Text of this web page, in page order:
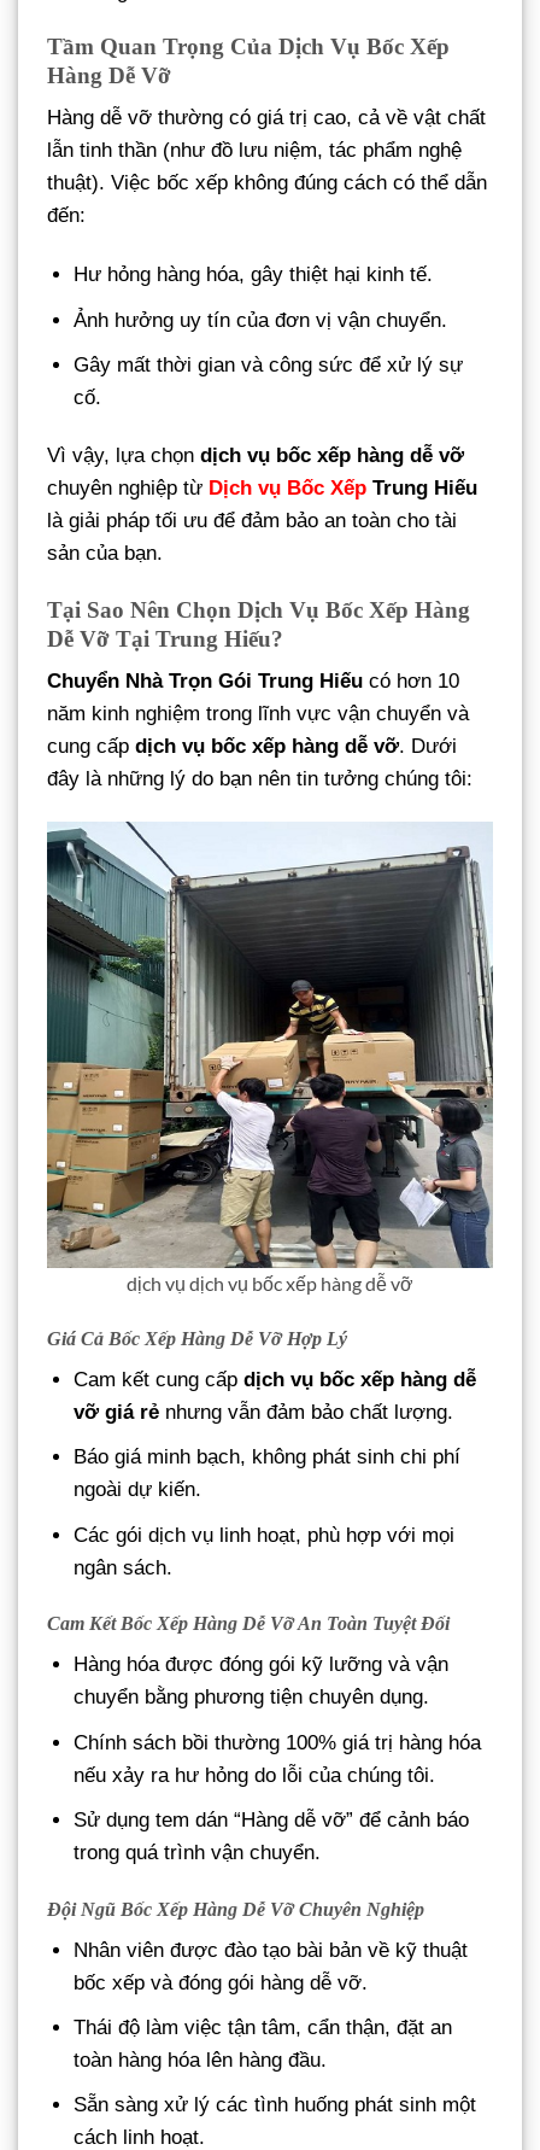
Tầm Quan Trọng Của Dịch Vụ Bốc Xếp
Hàng Dễ Vỡ
Hàng dễ vỡ thường có giá trị cao, cả về vật chất
lẫn tinh thần (như đồ lưu niệm, tác phẩm nghệ
thuật). Việc bốc xếp không đúng cách có thể dẫn
đến:
Hư hỏng hàng hóa, gây thiệt hại kinh tế.
Ảnh hưởng uy tín của đơn vị vận chuyển.
Gây mất thời gian và công sức để xử lý sự
cố.
Vì vậy, lựa chọn dịch vụ bốc xếp hàng dễ vỡ
chuyên nghiệp từ Dịch vụ Bốc Xếp Trung Hiếu
là giải pháp tối ưu để đảm bảo an toàn cho tài
sản của bạn.
Tại Sao Nên Chọn Dịch Vụ Bốc Xếp Hàng
Dễ Vỡ Tại Trung Hiếu?
Chuyển Nhà Trọn Gói Trung Hiếu có hơn 10
năm kinh nghiệm trong lĩnh vực vận chuyển và
cung cấp dịch vụ bốc xếp hàng dễ vỡ. Dưới
đây là những lý do bạn nên tin tưởng chúng tôi:
dịch vụ dịch vụ bốc xếp hàng dễ vỡ
Giá Cả Bốc Xếp Hàng Dễ Vỡ Hợp Lý
Cam kết cung cấpdịch vụ bốc xếp hàng dễ
vỡ giá rẻ nhưng vẫn đảm bảo chất lượng.
Báo giá minh bạch, không phát sinh chi phí
ngoài dự kiến.
Các gói dịch vụ linh hoạt, phù hợp với mọi
ngân sách.
Cam Kết Bốc Xếp Hàng Dễ Vỡ An Toàn Tuyệt Đối
Hàng hóa được đóng gói kỹ lưỡng và vận
chuyển bằng phương tiện chuyên dụng.
Chính sách bồi thường 100% giá trị hàng hóa
nếu xảy ra hư hỏng do lỗi của chúng tôi.
Sử dụng tem dán “Hàng dễ vỡ” để cảnh báo
trong quá trình vận chuyển.
Đội Ngũ Bốc Xếp Hàng Dễ Vỡ Chuyên Nghiệp
Nhân viên được đào tạo bài bản về kỹ thuật
bốc xếp và đóng gói hàng dễ vỡ.
Thái độ làm việc tận tâm, cẩn thận, đặt an
toàn hàng hóa lên hàng đầu.
Sẵn sàng xử lý các tình huống phát sinh một
cách linh hoạt.